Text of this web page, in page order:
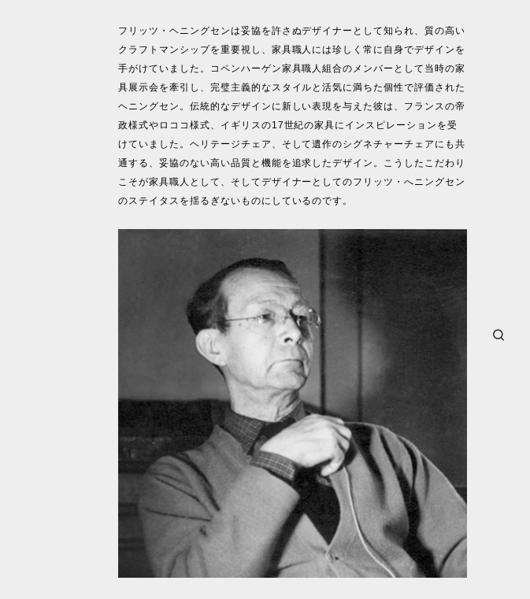
フリッツ・ヘニングセンは妥協を許さぬデザイナーとして知られ、質の高い
クラフトマンシップを重要視し、家具職人には珍しく常に自身でデザインを
手がけていました。コペンハーゲン家具職人組合のメンバーとして当時の家
具展示会を牽引し、完璧主義的なスタイルと活気に満ちた個性で評価された
ヘニングセン。伝統的なデザインに新しい表現を与えた彼は、フランスの帝
政様式やロココ様式、イギリスの17世紀の家具にインスピレーションを受
けていました。ヘリテージチェア、そして遺作のシグネチャーチェアにも共
通する、妥協のない高い品質と機能を追求したデザイン。こうしたこだわり
こそが家具職人として、そしてデザイナーとしてのフリッツ・へニングセン
のステイタスを揺るぎないものにしているのです。